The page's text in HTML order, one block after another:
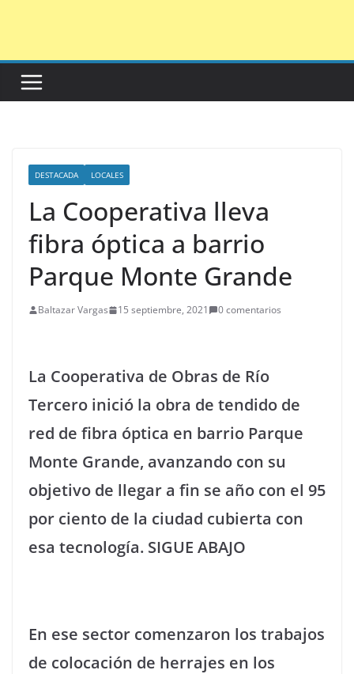
DESTACADA LOCALES
La Cooperativa lleva
fibra óptica a barrio
Parque Monte Grande
Baltazar Vargas 15 septiembre, 2021 0 comentarios
La Cooperativa de Obras de Río
Tercero inició la obra de tendido de
red de fibra óptica en barrio Parque
Monte Grande, avanzando con su
objetivo de llegar a fin se año con el 95
por ciento de la ciudad cubierta con
esa tecnología. SIGUE ABAJO
En ese sector comenzaron los trabajos
de colocación de herrajes en los